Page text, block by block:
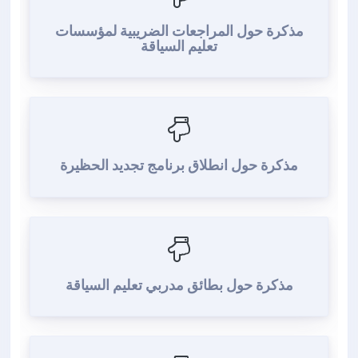
مذكرة حول المراجعات الضريبية لمؤسسات
تعليم السياقة
مذكرة حول انطلاق برنامج تجديد الحظيرة
مذكرة حول بطائق مدربي تعليم السياقة